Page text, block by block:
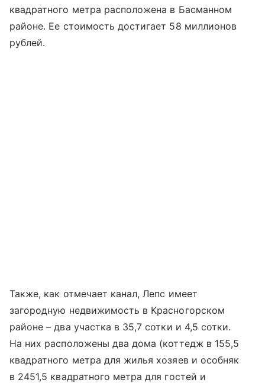
квадратного метра расположена в Басманном
районе. Ее стоимость достигает 58 миллионов
рублей.
Также, как отмечает канал, Лепс имеет
загородную недвижимость в Красногорском
районе – два участка в 35,7 сотки и 4,5 сотки.
На них расположены два дома (коттедж в 155,5
квадратного метра для жилья хозяев и особняк
в 2451,5 квадратного метра для гостей и